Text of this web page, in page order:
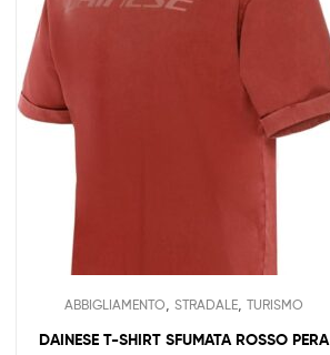
ABBIGLIAMENTO STRADALE, TURISMO
DAINESE T-SHIRT SFUMATA ROSSO PERA